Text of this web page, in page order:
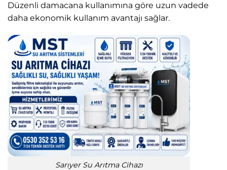
Düzenli damacana kullanımına göre uzun vadede
daha ekonomik kullanım avantajı sağlar.
Sarıyer Su Arıtma Cihazı